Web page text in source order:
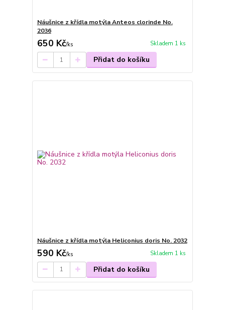
Náušnice z křídla motýla Anteos clorinde No.
2036
650 Kč/ks Skladem 1 ks
Přidat do košíku
Náušnice z křídla motýla Heliconius doris No. 2032
590 Kč/ks Skladem 1 ks
Přidat do košíku